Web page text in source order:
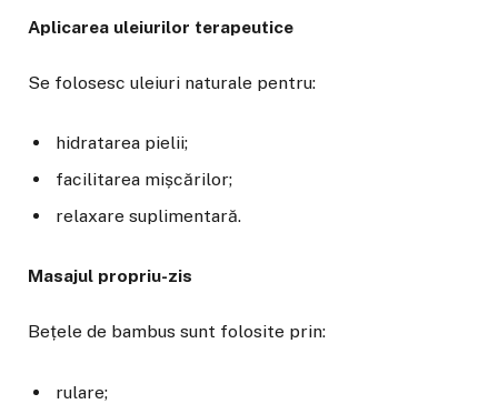
Aplicarea uleiurilor terapeutice
Se folosesc uleiuri naturale pentru:
hidratarea pielii;
facilitarea mișcărilor;
relaxare suplimentară.
Masajul propriu-zis
Bețele de bambus sunt folosite prin:
rulare;